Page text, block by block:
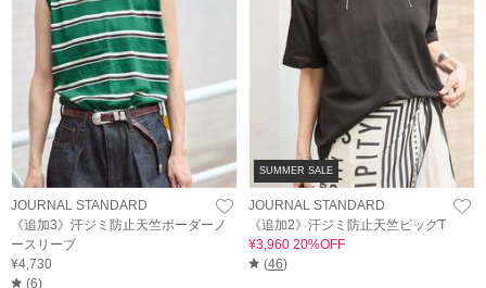
JOURNAL STANDARD
《追加3》汗ジミ防止天竺ボーダーノ
ースリーブ
¥4,730
(6)
SUMMER SALE
JOURNAL STANDARD
《追加2》汗ジミ防止天竺ビッグT
¥3,960 20%OFF
(46)